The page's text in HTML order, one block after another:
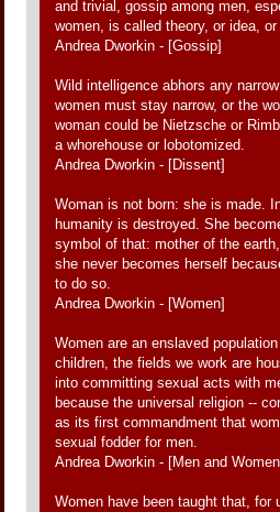
and trivial, gossip among men,
women, is called theory, or idea,
Andrea Dworkin - [Gossip]
Wild intelligence abhors any
women must stay narrow, or the
woman could be Nietzsche or
a whorehouse or lobotomized.
Andrea Dworkin - [Dissent]
Woman is not born: she is made.
humanity is destroyed. She
symbol of that: mother of the
she never becomes herself
to do so.
Andrea Dworkin - [Women]
Women are an enslaved
children, the fields we work are
into committing sexual acts with
because the universal religion --
as its first commandment that
sexual fodder for men.
Andrea Dworkin - [Men and
Women have been taught that, for